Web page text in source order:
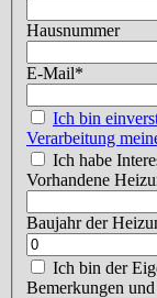
Hausnummer
E-Mail*
Ich bin
Verarbeitung
Ich habe
Vorhandene
Baujahr der
Ich bin der
Bemerkungen